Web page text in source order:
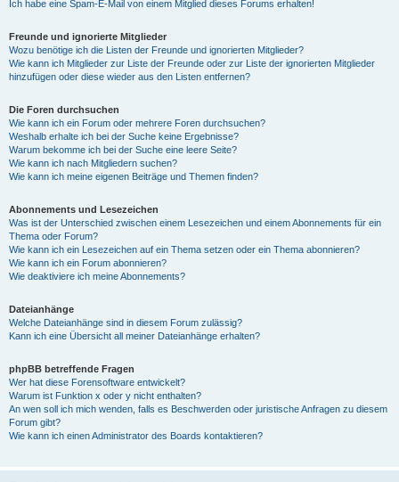
Ich habe eine Spam-E-Mail von einem Mitglied dieses Forums erhalten!
Freunde und ignorierte Mitglieder
Wozu benötige ich die Listen der Freunde und ignorierten Mitglieder?
Wie kann ich Mitglieder zur Liste der Freunde oder zur Liste der ignorierten Mitglieder
hinzufügen oder diese wieder aus den Listen entfernen?
Die Foren durchsuchen
Wie kann ich ein Forum oder mehrere Foren durchsuchen?
Weshalb erhalte ich bei der Suche keine Ergebnisse?
Warum bekomme ich bei der Suche eine leere Seite?
Wie kann ich nach Mitgliedern suchen?
Wie kann ich meine eigenen Beiträge und Themen finden?
Abonnements und Lesezeichen
Was ist der Unterschied zwischen einem Lesezeichen und einem Abonnements für ein
Thema oder Forum?
Wie kann ich ein Lesezeichen auf ein Thema setzen oder ein Thema abonnieren?
Wie kann ich ein Forum abonnieren?
Wie deaktiviere ich meine Abonnements?
Dateianhänge
Welche Dateianhänge sind in diesem Forum zulässig?
Kann ich eine Übersicht all meiner Dateianhänge erhalten?
phpBB betreffende Fragen
Wer hat diese Forensoftware entwickelt?
Warum ist Funktion x oder y nicht enthalten?
An wen soll ich mich wenden, falls es Beschwerden oder juristische Anfragen zu diesem
Forum gibt?
Wie kann ich einen Administrator des Boards kontaktieren?